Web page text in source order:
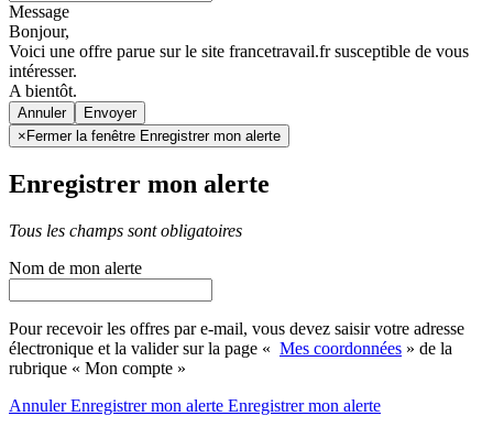
Message
Bonjour,
Voici une offre parue sur le site francetravail.fr susceptible de vous
intéresser.
A bientôt.
Annuler
× Fermer la fenêtre Enregistrer mon alerte
Enregistrer mon alerte
Tous les champs sont obligatoires
Nom de mon alerte
Pour recevoir les offres par e-mail, vous devez saisir votre adresse
électronique et la valider sur la page « Mes coordonnées » de la
rubrique « Mon compte »
AnnulerEnregistrer mon alerte Enregistrermon alerte